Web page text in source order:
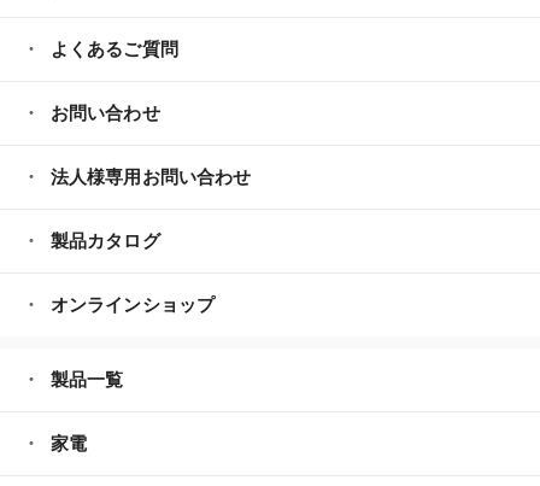
よくあるご質問
お問い合わせ
法人様専用お問い合わせ
製品カタログ
オンラインショップ
製品一覧
家電